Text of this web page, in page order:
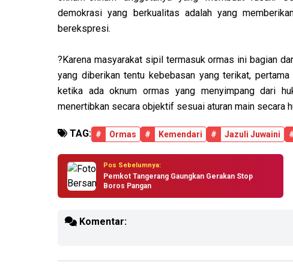
demokrasi yang berkualitas adalah yang
berekspresi.
?Karena masyarakat sipil termasuk ormas ini bagian
yang diberikan tentu kebebasan yang terikat,
ketika ada oknum ormas yang menyimpang dari
menertibkan secara objektif sesuai aturan main secara
TAG: # Ormas # Kemendari # Jazuli Juwaini
Pos Sebelumnya:
Pemkot Tangerang Gaungkan Gerakan Stop
Boros Pangan
Komentar: